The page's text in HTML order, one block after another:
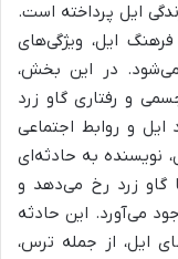
ایل پرداخته است.
ایل، ویژگی‌های
در این بخش،
و رفتاری گاو زرد
ایل و روابط اجتماعی
نویسنده به حادثه‌ای
گاو زرد رخ می‌دهد و
می‌آورد. این حادثه
ایل، از جمله ترس،